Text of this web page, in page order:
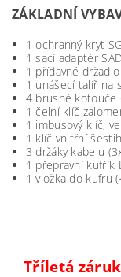
ZÁKLADNÍ
1 ochranný kryt
1 sací adaptér
1 přídavné
1 unášecí talíř na
4 brusné
1 čelní klíč
1 imbusový klíč,
1 klíč vnitřní
3 držáky kabelu
1 přepravní kufřík
1 vložka do kufru (
Tříletá